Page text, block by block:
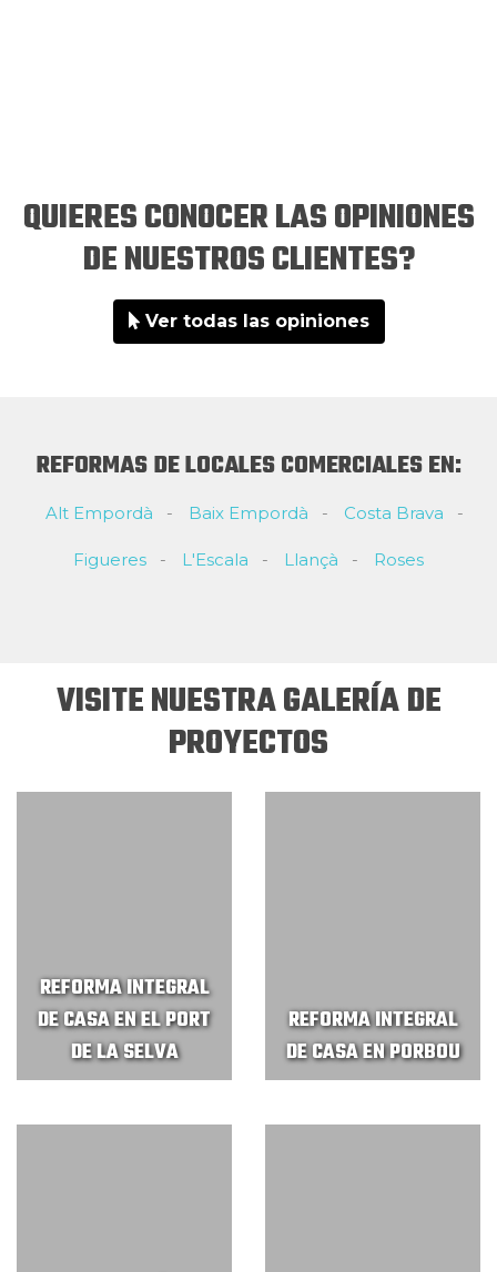
QUIERES CONOCER LAS OPINIONES
DE NUESTROS CLIENTES?
Ver todas las opiniones
REFORMAS DE LOCALES COMERCIALES EN:
Alt Empordà Baix Empordà Costa Brava
Figueres L'Escala Llançà Roses
VISITE NUESTRA GALERÍA DE
PROYECTOS
REFORMA INTEGRAL
DE CASA EN EL PORT
DE LA SELVA
REFORMA INTEGRAL
DE CASA EN PORBOU